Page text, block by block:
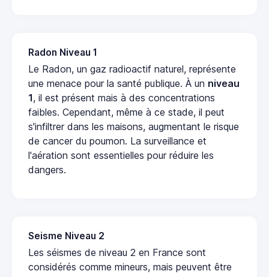
Radon Niveau 1
Le Radon, un gaz radioactif naturel, représente
une menace pour la santé publique. À un niveau
1, il est présent mais à des concentrations
faibles. Cependant, même à ce stade, il peut
s'infiltrer dans les maisons, augmentant le risque
de cancer du poumon. La surveillance et
l'aération sont essentielles pour réduire les
dangers.
Seisme Niveau 2
Les séismes de niveau 2 en France sont
considérés comme mineurs, mais peuvent être